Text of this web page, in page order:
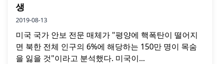
생
2019-08-13
미국 국가 안보 전문 매체가 "평양에 핵폭탄이 떨어지
면 북한 전체 인구의 6%에 해당하는 150만 명이 목숨
을 잃을 것"이라고 분석했다. 미국이...